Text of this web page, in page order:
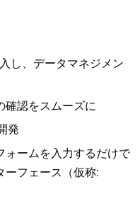
し、データマネジメン
確認をスムーズに
発
ームを入力するだけで
ーフェース（仮称: